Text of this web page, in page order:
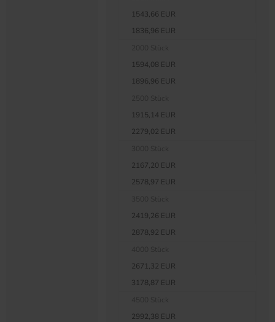
1543,66 EUR
1836,96 EUR
1594,08 EUR
1896,96 EUR
1915,14 EUR
2279,02 EUR
2167,20 EUR
2578,97 EUR
2419,26 EUR
2878,92 EUR
2671,32 EUR
3178,87 EUR
2992,38 EUR